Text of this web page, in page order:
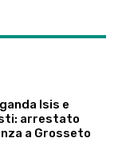
Isis e
arrestato
a Grosseto